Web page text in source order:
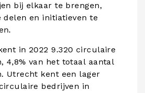
bij elkaar te brengen,
delen en initiatieven te
in 2022 9.320 circulaire
4,8% van het totaal aantal
Utrecht kent een lager
bedrijven in